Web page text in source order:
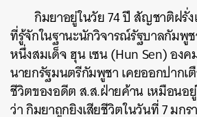
กิมยาอยู่ในวัย 74 ปี สัญชาติฝรั่
ที่รู้จักในฐานะนักวิจารณ์รัฐบาลกัมพู
หนึ่งสมเด็จ ฮุน เซน (Hun Sen) อง
นายกรัฐมนตรีกัมพูชา เคยออกปากเ
ชีวิตของอดีต ส.ส.ฝ่ายค้าน เหมือนอยู่
ว่า กิมยาถูกยิงเสียชีวิตในวันที่ 7 มก